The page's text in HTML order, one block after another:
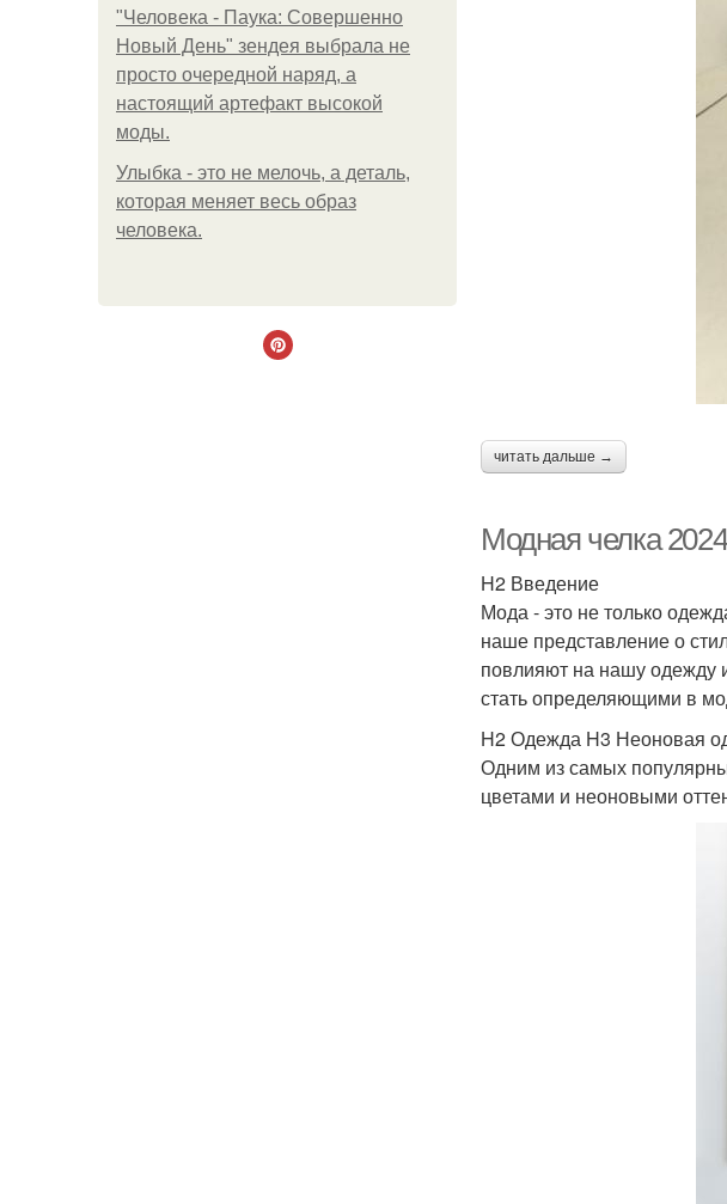
"Человека - Паука: Совершенно
Новый День" зендея выбрала не
просто очередной наряд, а
настоящий артефакт высокой
моды.
Улыбка - это не мелочь, а деталь,
которая меняет весь образ
человека.
читать дальше →
Модная челка
H2 Введение
Мода - это не только
наше представление о
повлияют на нашу одежду
стать определяющими в
H2 Одежда H3 Неоновая
Одним из самых
цветами и неоновыми